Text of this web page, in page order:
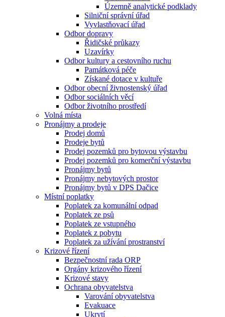
Územně analytické podklady
Silniční správní úřad
Vyvlastňovací úřad
Odbor dopravy
Řidičské průkazy
Uzavírky
Odbor kultury a cestovního ruchu
Památková péče
Získané dotace v kultuře
Odbor obecní živnostenský úřad
Odbor sociálních věcí
Odbor životního prostředí
Volná místa
Pronájmy a prodeje
Prodej domů
Prodeje bytů
Prodej pozemků pro bytovou výstavbu
Prodej pozemků pro komerční výstavbu
Pronájmy bytů
Pronájmy nebytových prostor
Pronájmy bytů v DPS Dačice
Místní poplatky
Poplatek za komunální odpad
Poplatek ze psů
Poplatek ze vstupného
Poplatek z pobytu
Poplatek za užívání prostranství
Krizové řízení
Bezpečnostní rada ORP
Orgány krizového řízení
Krizové stavy
Ochrana obyvatelstva
Varování obyvatelstva
Evakuace
Ukrytí